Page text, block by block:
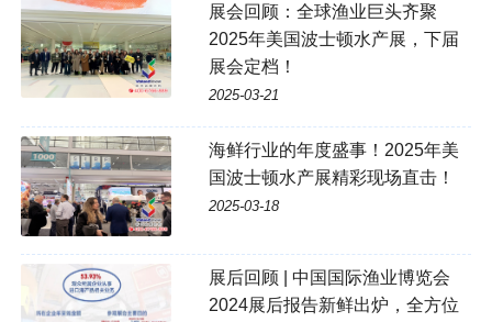
展会回顾：全球渔业巨头齐聚
2025年美国波士顿水产展，下届
展会定档！
2025-03-21
海鲜行业的年度盛事！2025年美
国波士顿水产展精彩现场直击！
2025-03-18
展后回顾 | 中国国际渔业博览会
2024展后报告新鲜出炉，全方位